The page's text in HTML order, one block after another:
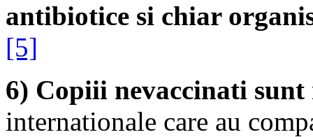
antibiotice si chiar
[5]
6) Copiii nevaccinati
internationale care au